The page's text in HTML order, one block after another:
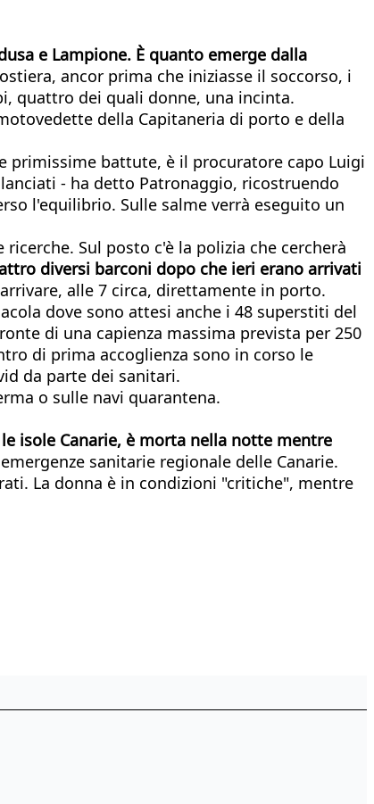
e Lampione. È quanto emerge dalla
ancor prima che iniziasse il soccorso, i
quattro dei quali donne, una incinta.
della Capitaneria di porto e della
primissime battute, è il procuratore capo Luigi
- ha detto Patronaggio, ricostruendo
l'equilibrio. Sulle salme verrà eseguito un
Sul posto c'è la polizia che cercherà
diversi barconi dopo che ieri erano arrivati
alle 7 circa, direttamente in porto.
dove sono attesi anche i 48 superstiti del
di una capienza massima prevista per 250
di prima accoglienza sono in corso le
da parte dei sanitari.
o sulle navi quarantena.
isole Canarie, è morta nella notte mentre
sanitarie regionale delle Canarie.
La donna è in condizioni "critiche", mentre